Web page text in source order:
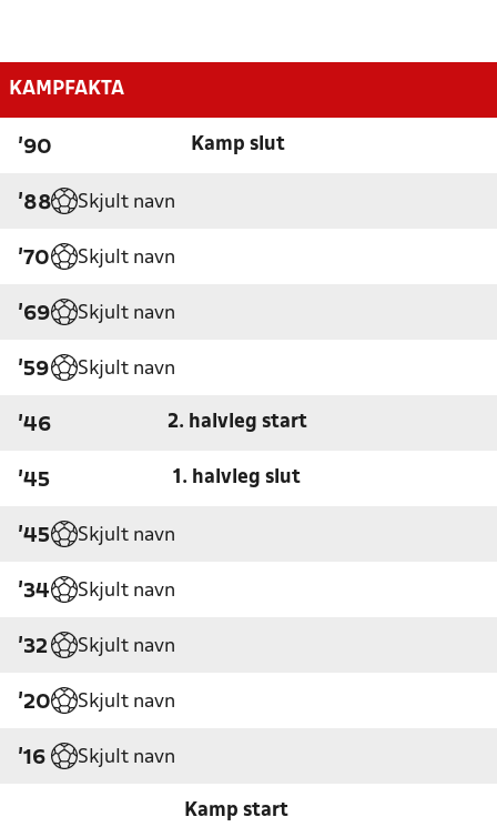
KAMPFAKTA
'90 Kamp slut
'88 Skjult navn
'70 Skjult navn
'69 Skjult navn
'59 Skjult navn
'46 2. halvleg start
'45 1. halvleg slut
'45 Skjult navn
'34 Skjult navn
'32 Skjult navn
'20 Skjult navn
'16 Skjult navn
Kamp start